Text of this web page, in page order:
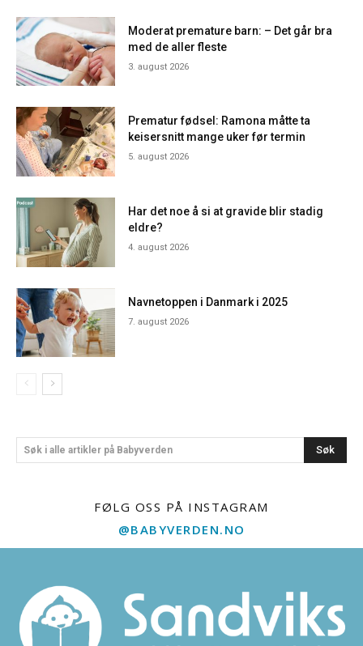
Moderat premature barn: – Det går bra
med de aller fleste
3. august 2026
Prematur fødsel: Ramona måtte ta
keisersnitt mange uker før termin
5. august 2026
Har det noe å si at gravide blir stadig
eldre?
4. august 2026
Navnetoppen i Danmark i 2025
7. august 2026
Søk i alle artikler på Babyverden Søk
FØLG OSS PÅ INSTAGRAM
@BABYVERDEN.NO